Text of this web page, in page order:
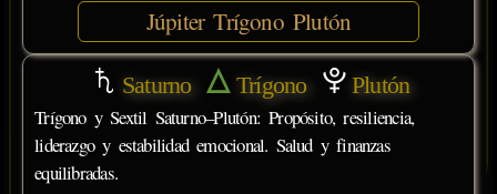
Júpiter Trígono Plutón
Saturno Trígono Plutón
Trígono y Sextil Saturno–Plutón: Propósito, resiliencia,
liderazgo y estabilidad emocional. Salud y finanzas
equilibradas.